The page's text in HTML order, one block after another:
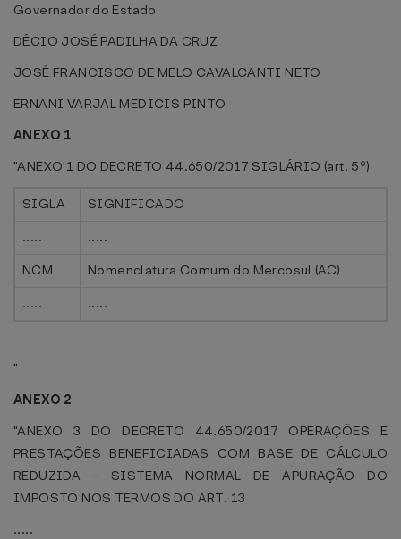
Governador do Estado
DÉCIO JOSÉ PADILHA DA CRUZ
JOSÉ FRANCISCO DE MELO CAVALCANTI NETO
ERNANI VARJAL MEDICIS PINTO
ANEXO 1
"ANEXO 1 DO DECRETO 44.650/2017 SIGLÁRIO (art. 5º)
SIGLA
SIGNIFICADO
.....
.....
NCM
Nomenclatura Comum do Mercosul (AC)
.....
.....
"
ANEXO 2
"ANEXO 3 DO DECRETO 44.650/2017 OPERAÇÕES E
PRESTAÇÕES BENEFICIADAS COM BASE DE CÁLCULO
REDUZIDA - SISTEMA NORMAL DE APURAÇÃO DO
IMPOSTO NOS TERMOS DO ART. 13
.....